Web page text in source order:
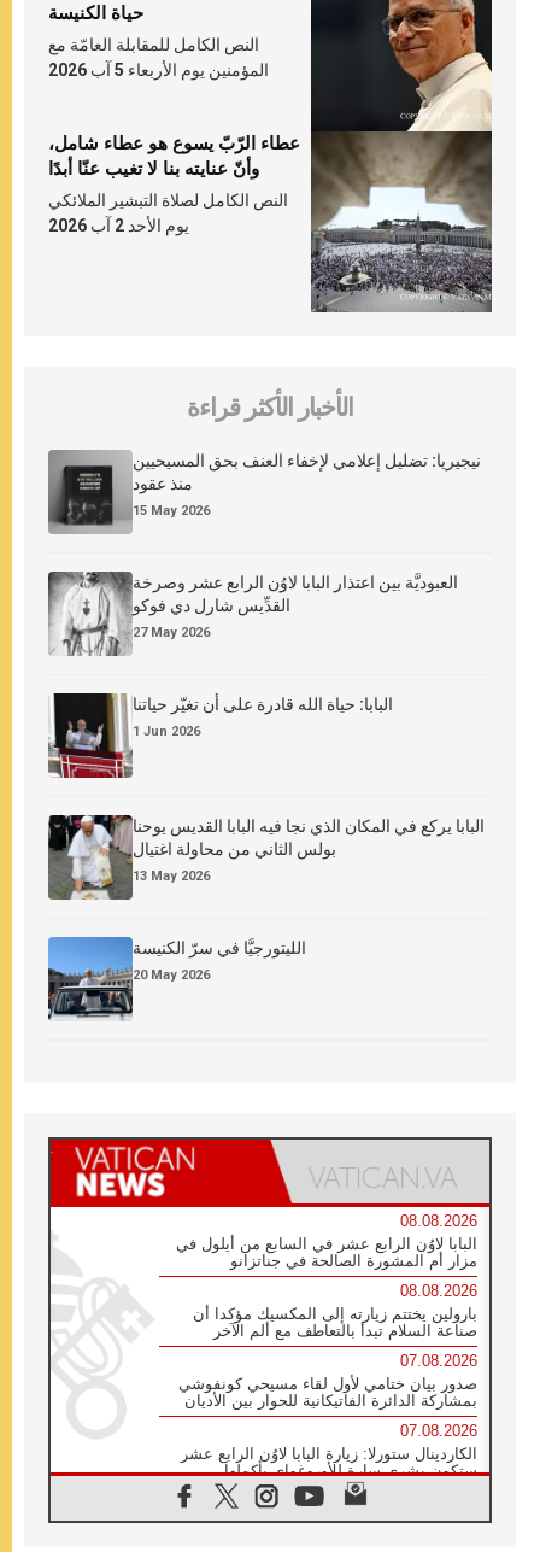
حياة الكنيسة
النص الكامل للمقابلة العامّة مع
المؤمنين يوم الأربعاء 5 آب 2026
عطاء الرّبّ يسوع هو عطاء شامل،
وأنّ عنايته بنا لا تغيب عنّا أبدًا
النص الكامل لصلاة التبشير الملائكي
يوم الأحد 2 آب 2026
الأخبار الأكثر قراءة
نيجيريا: تضليل إعلامي لإخفاء العنف بحق المسيحيين
منذ عقود
15 May 2026
العبوديَّة بين اعتذار البابا لاوُن الرابع عشر وصرخة
القدِّيس شارل دي فوكو
27 May 2026
البابا: حياة الله قادرة على أن تغيّر حياتنا
1 Jun 2026
البابا يركع في المكان الذي نجا فيه البابا القديس يوحنا
بولس الثاني من محاولة اغتيال
13 May 2026
الليتورجيَّا في سرّ الكنيسة
20 May 2026
08.08.2026
البابا لاوُن الرابع عشر في السابع من أيلول في
مزار أم المشورة الصالحة في جناتزانو
08.08.2026
بارولين يختتم زيارته إلى المكسيك مؤكدا أن
صناعة السلام تبدأ بالتعاطف مع ألم الآخر
07.08.2026
صدور بيان ختامي لأول لقاء مسيحي كونفوشي
بمشاركة الدائرة الفاتيكانية للحوار بين الأديان
07.08.2026
الكاردينال ستورلا: زيارة البابا لاوُن الرابع عشر
ستكون بشرى سارة للأوروغواي بأكملها
الفاتيكان يعلن برنامج الزيارة الرسولية للبابا لاوُن